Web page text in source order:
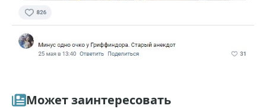
Может заинтересовать